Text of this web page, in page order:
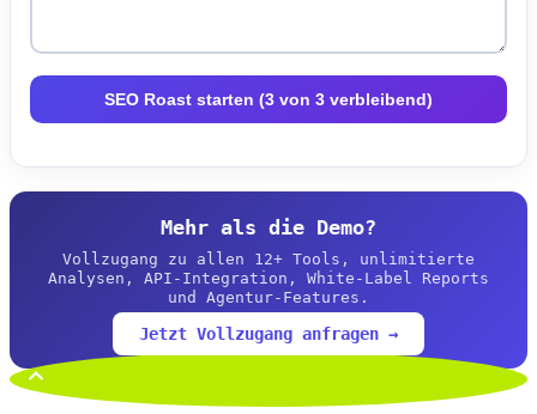
SEO Roast starten (3 von 3 verbleibend)
Mehr als die Demo?
Vollzugang zu allen 12+ Tools, unlimitierte
Analysen, API-Integration, White-Label Reports
und Agentur-Features.
Jetzt Vollzugang anfragen →